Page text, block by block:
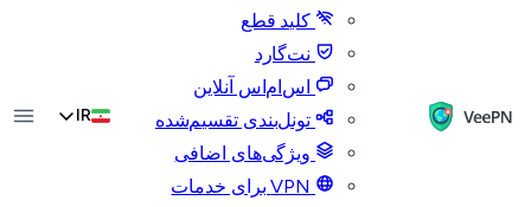
کلید قطع
نت‌گارد
اس‌ام‌اس آنلاین
تونل‌بندی تقسیم‌شده
ویژگی‌های اضافی
VPN برای خدمات
IR